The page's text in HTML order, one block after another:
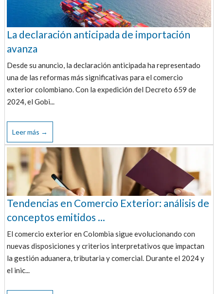
La declaración anticipada de importación
avanza
Desde su anuncio, la declaración anticipada ha representado
una de las reformas más significativas para el comercio
exterior colombiano. Con la expedición del Decreto 659 de
2024, el Gobi...
Leer más →
Tendencias en Comercio Exterior: análisis de
conceptos emitidos ...
El comercio exterior en Colombia sigue evolucionando con
nuevas disposiciones y criterios interpretativos que impactan
la gestión aduanera, tributaria y comercial. Durante el 2024 y
el inic...